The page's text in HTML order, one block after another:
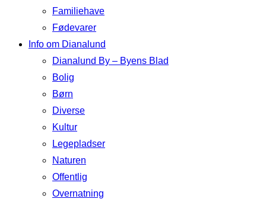
Familiehave
Fødevarer
Info om Dianalund
Dianalund By – Byens Blad
Bolig
Børn
Diverse
Kultur
Legepladser
Naturen
Offentlig
Overnatning